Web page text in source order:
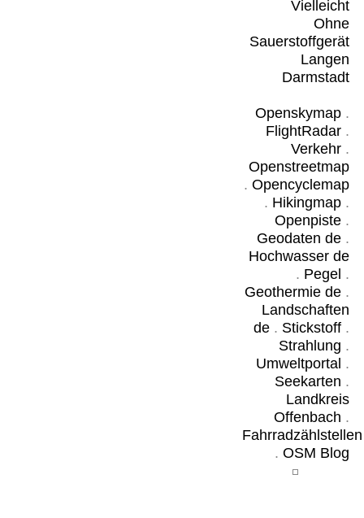
Vielleicht
Ohne
Sauerstoffgerät
Langen
Darmstadt
Openskymap.
FlightRadar.
Verkehr.
Openstreetmap
. Opencyclemap
. Hikingmap.
Openpiste.
Geodaten de.
Hochwasser de
. Pegel .
Geothermie de.
Landschaften
de. Stickstoff.
Strahlung .
Umweltportal .
Seekarten .
Landkreis
Offenbach .
Fahrradzählstellen
. OSM Blog